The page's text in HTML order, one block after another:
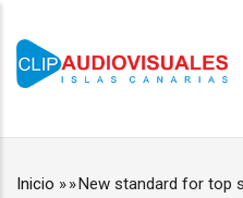
contenido
principal
Inicio »»New standard for top